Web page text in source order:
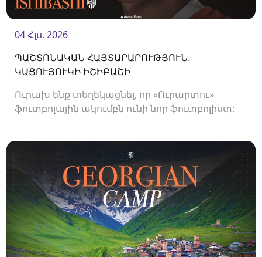
04 Հլս. 2026
ՊԱՇՏՈՆԱԿԱՆ ՀԱՅՏԱՐԱՐՈՒԹՅՈՒՆ.
ԿԱՑՈՒՅՈՒԿԻ ԻՇԻԲԱՇԻ
Ուրախ ենք տեղեկացնել, որ «Ուրարտու»
ֆուտբոլային ակումբն ունի նոր ֆուտբոլիստ: